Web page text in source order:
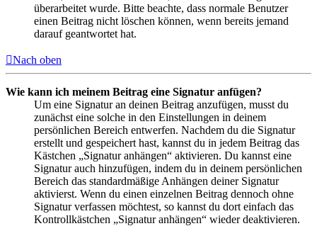
überarbeitet wurde. Bitte beachte, dass normale Benutzer
einen Beitrag nicht löschen können, wenn bereits jemand
darauf geantwortet hat.
Nach oben
Wie kann ich meinem Beitrag eine Signatur anfügen?
Um eine Signatur an deinen Beitrag anzufügen, musst du
zunächst eine solche in den Einstellungen in deinem
persönlichen Bereich entwerfen. Nachdem du die Signatur
erstellt und gespeichert hast, kannst du in jedem Beitrag das
Kästchen „Signatur anhängen“ aktivieren. Du kannst eine
Signatur auch hinzufügen, indem du in deinem persönlichen
Bereich das standardmäßige Anhängen deiner Signatur
aktivierst. Wenn du einen einzelnen Beitrag dennoch ohne
Signatur verfassen möchtest, so kannst du dort einfach das
Kontrollkästchen „Signatur anhängen“ wieder deaktivieren.